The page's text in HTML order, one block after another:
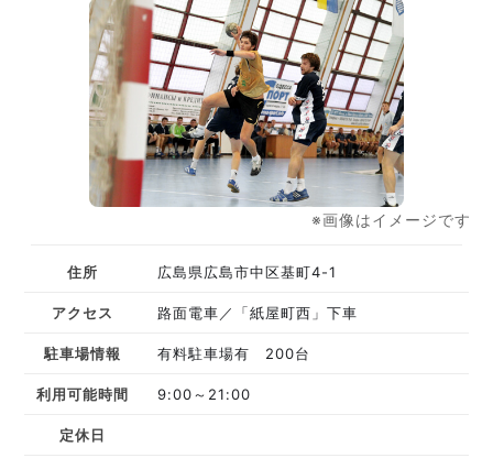
※画像はイメージです
住所 広島県広島市中区基町4-1
アクセス 路面電車／「紙屋町西」下車
駐車場情報 有料駐車場有 200台
利用可能時間 9:00～21:00
定休日